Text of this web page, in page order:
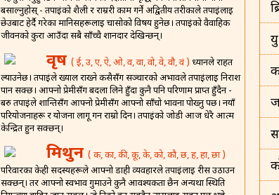
बसाल्नुहोस् - तपाईंको शैली र राम्ररी काम गर्ने अद्वितीय तरीकाले तपाईंलाई
छेउबाट हेर्दै गरेका मानिसहरूलाई चासोको विषय हुनेछ। तपाईंको वैवाहिक
जीवनको कुरा आउँदा सबै साँच्चै शानदार देखिन्छन्।
वृष( ई, उ, ए, ऐ, ओ, व, वा, वो, वे, वौ, वं ) ध्यानले राहत
ल्याउनेछ। तपाईंले ख्याल राख्ने कसैसँग सञ्चारको अभावले तपाईंलाई निराश
पार्न सक्छ। आफ्नो प्रेमीसँग बदला लिने हुँदा कुनै पनि परिणाम प्राप्त हुँदैन -
बरु तपाईंले शान्तिसँग आफ्नो प्रेमीसँग आफ्नो साँचो भावना पोख्नु पर्छ। नयाँ
परियोजनाहरू र योजना लागू गर्न राम्रो दिन। तपाईंको जोडी आज धेरै आत्म
केन्द्रित हुन सक्छन्।
मिथुन( क, का, की, कू, के, को, कौ, छ, ह, हा, छा )
परिवारका केही सदस्यहरूले आफ्नो डाही व्यवहारले तपाईंलाई रीस उठाउन
सक्छन्। तर आफ्नो स्वभाव गुमाउने कुनै आवश्यकता छैन अन्यथा स्थिति